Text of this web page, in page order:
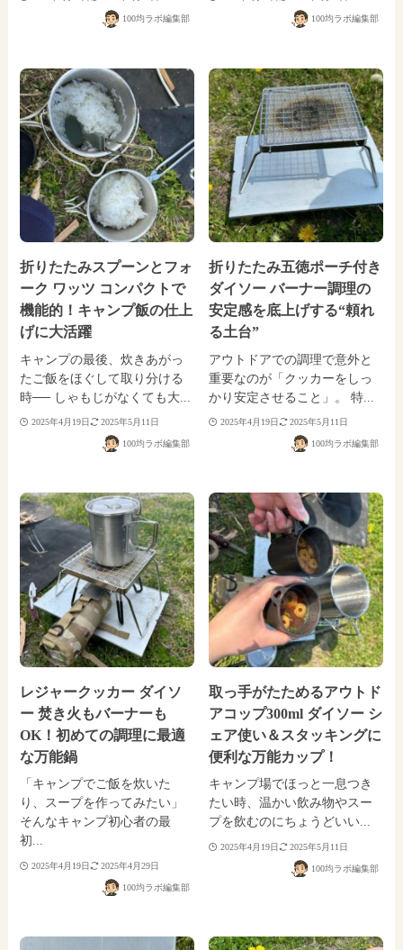
100均ラボ編集部 100均ラボ編集部
折りたたみスプーンとフォ
ーク ワッツ コンパクトで
機能的！キャンプ飯の仕上
げに大活躍
キャンプの最後、炊きあがっ
たご飯をほぐして取り分ける
時── しゃもじがなくても大...
2025年4月19日 2025年5月11日
100均ラボ編集部
折りたたみ五徳ポーチ付き
ダイソー バーナー調理の
安定感を底上げする“頼れ
る土台”
アウトドアでの調理で意外と
重要なのが「クッカーをしっ
かり安定させること」。 特...
2025年4月19日 2025年5月11日
100均ラボ編集部
レジャークッカー ダイソ
ー 焚き火もバーナーも
OK！初めての調理に最適
な万能鍋
「キャンプでご飯を炊いた
り、スープを作ってみたい」
そんなキャンプ初心者の最
初...
2025年4月19日 2025年4月29日
100均ラボ編集部
取っ手がたためるアウトド
アコップ300ml ダイソー シ
ェア使い＆スタッキングに
便利な万能カップ！
キャンプ場でほっと一息つき
たい時、温かい飲み物やスー
プを飲むのにちょうどいい...
2025年4月19日 2025年5月11日
100均ラボ編集部